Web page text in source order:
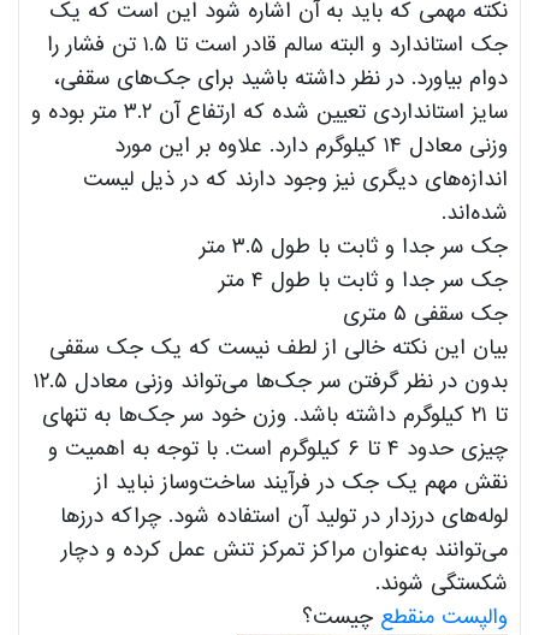
نکته مهمی که باید به آن اشاره شود این است که یک
جک استاندارد و البته سالم قادر است تا ۱.۵ تن فشار را
دوام بیاورد. در نظر داشته باشید برای جک‌های سقفی،
سایز استانداردی تعیین ‌شده که ارتفاع آن ۳.۲ متر بوده و
وزنی معادل ۱۴ کیلوگرم دارد. علاوه بر این مورد
اندازه‌های دیگری نیز وجود دارند که در ذیل لیست
شده‌اند.
جک سر جدا و ثابت با طول ۳.۵ متر
جک سر جدا و ثابت با طول ۴ متر
جک سقفی ۵ متری
بیان این نکته خالی از لطف نیست که یک جک سقفی
بدون در نظر گرفتن سر جک‌ها می‌تواند وزنی معادل ۱۲.۵
تا ۲۱ کیلوگرم داشته باشد. وزن خود سر جک‌ها به تنهای
چیزی حدود ۴ تا ۶ کیلوگرم است. با توجه به اهمیت و
نقش مهم یک جک در فرآیند ساخت‌وساز نباید از
لوله‌های درزدار در تولید آن استفاده شود. چراکه درزها
می‌توانند به‌عنوان مراکز تمرکز تنش عمل کرده و دچار
شکستگی شوند.
والپست منقطع چیست؟